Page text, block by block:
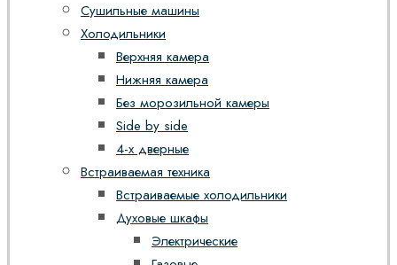
Сушильные машины
Холодильники
Верхняя камера
Нижняя камера
Без морозильной камеры
Side by side
4-х дверные
Встраиваемая техника
Встраиваемые холодильники
Духовые шкафы
Электрические